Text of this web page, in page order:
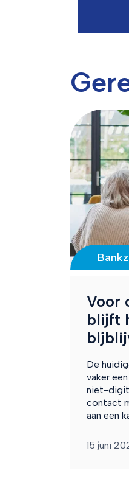
Voor
blijft
De
vaker
niet-
contact
aan een
15 juni